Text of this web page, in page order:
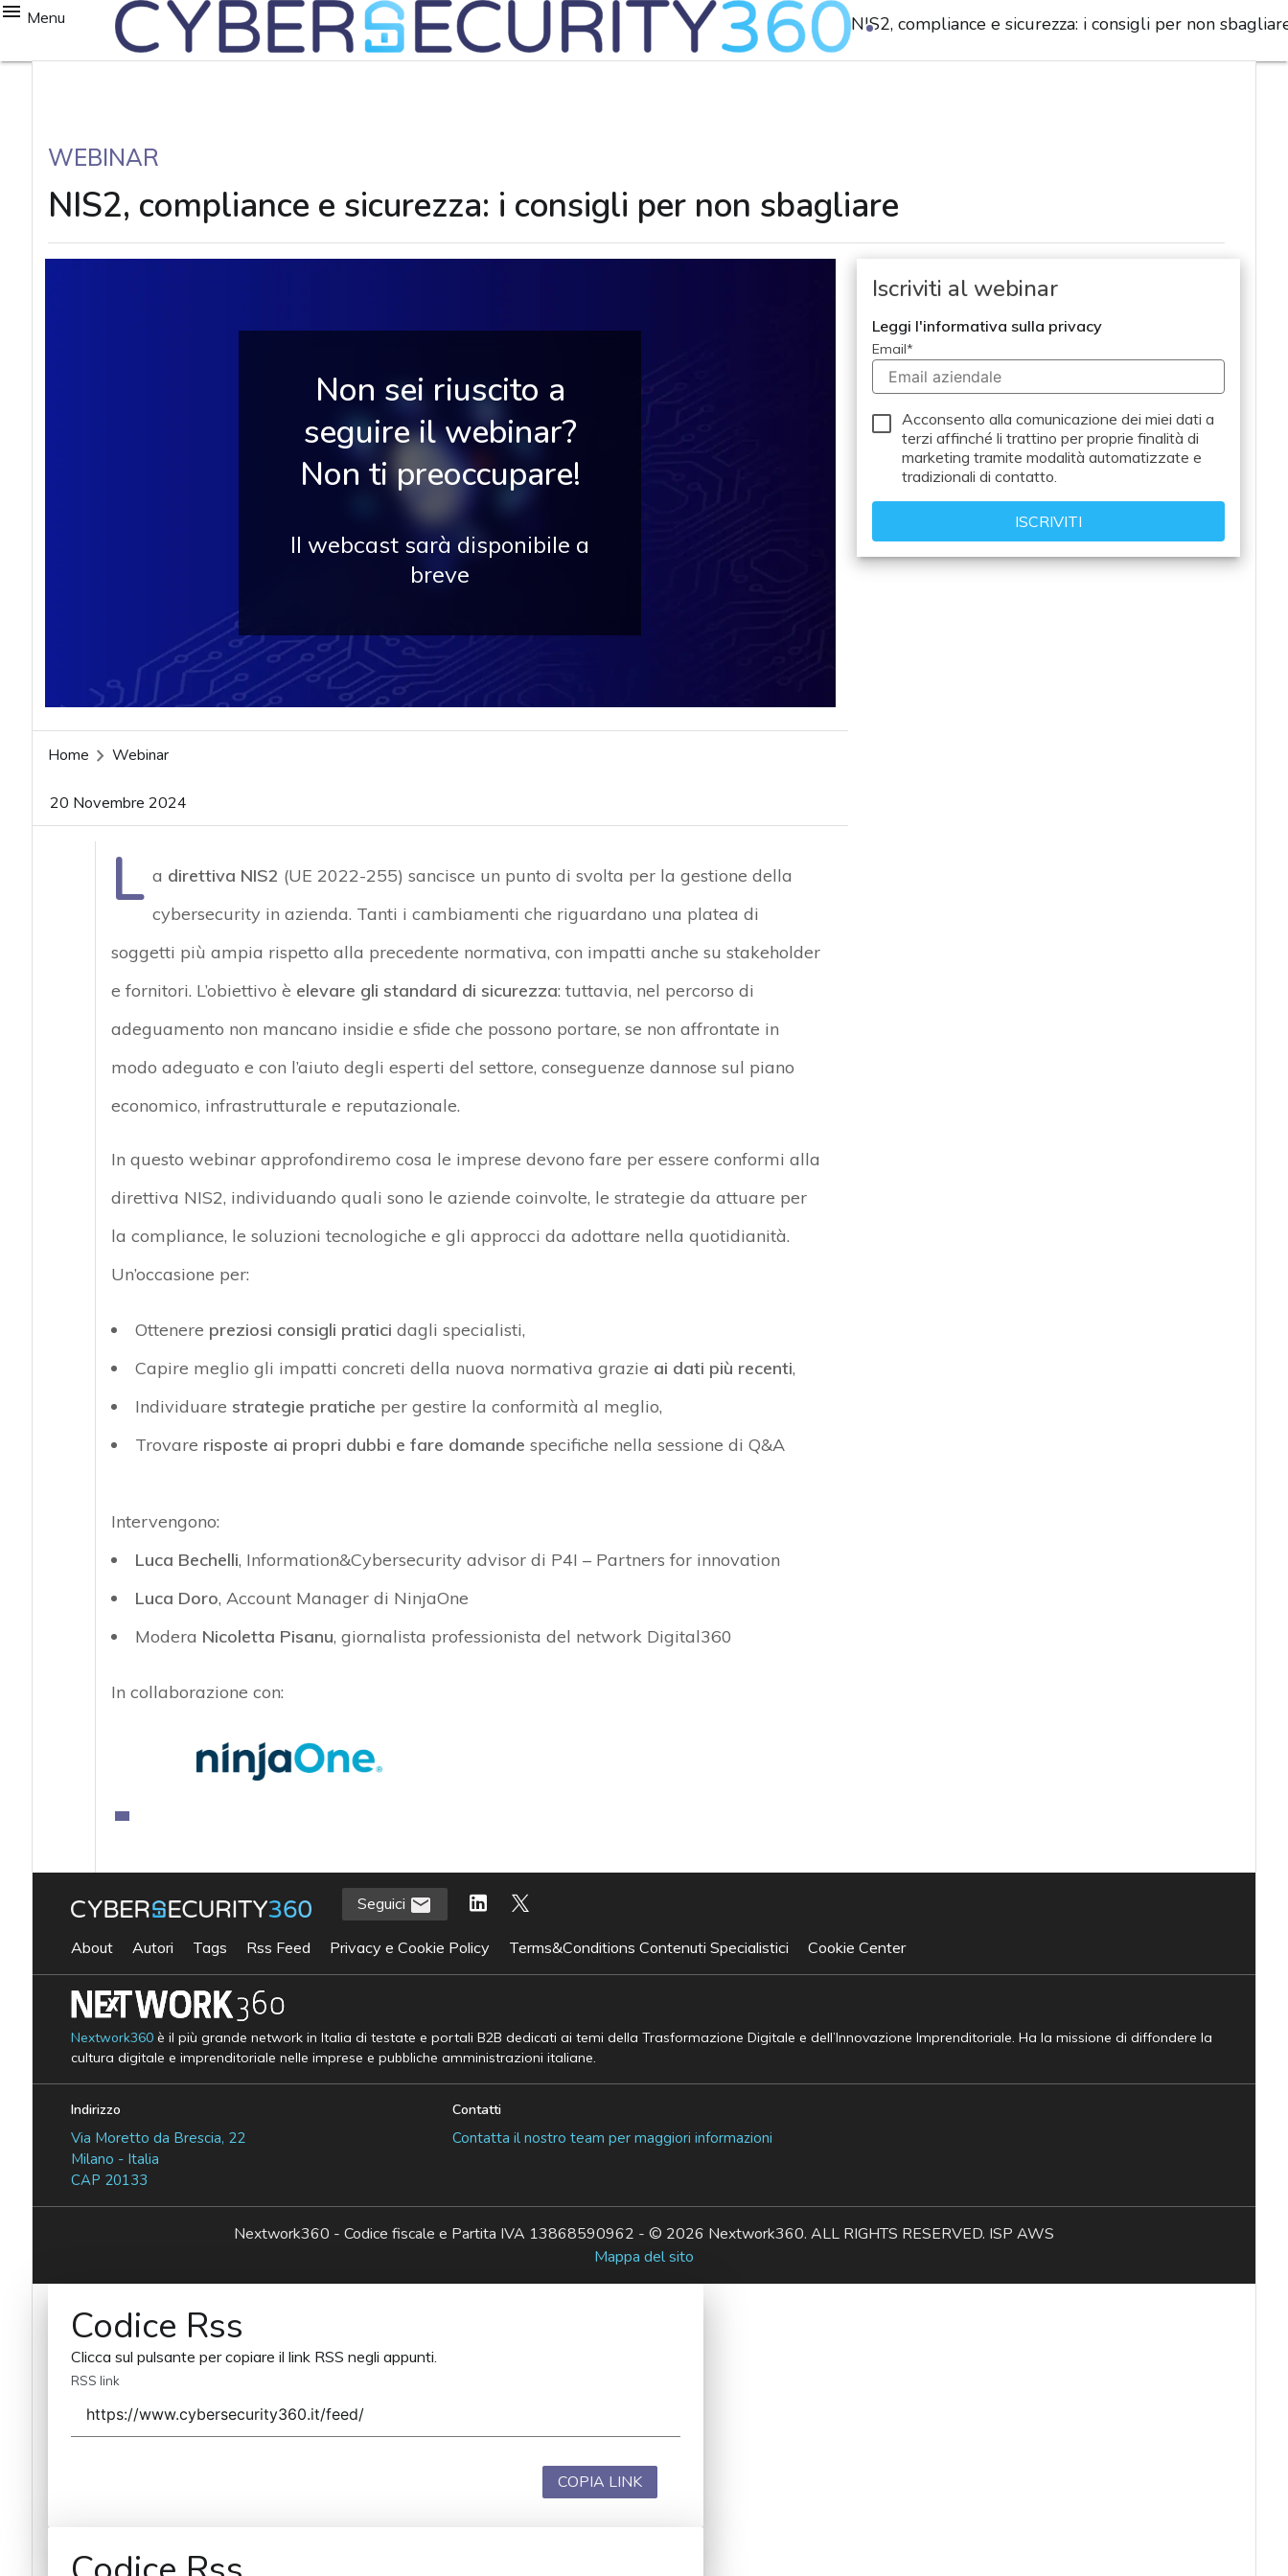
Menu NIS2, compliance e sicurezza: i consigli per non
WEBINAR
NIS2, compliance e sicurezza: i consigli per non sbagliare
Non sei riuscito a
seguire il webinar?
Non ti preoccupare!
Il webcast sarà disponibile a
breve
Home Webinar
20 Novembre 2024
L a direttiva NIS2 (UE 2022-255) sancisce un punto di svolta per la gestione della
cybersecurity in azienda. Tanti i cambiamenti che riguardano una platea di
soggetti più ampia rispetto alla precedente normativa, con impatti anche su stakeholder
e fornitori. L’obiettivo è elevare gli standard di sicurezza: tuttavia, nel percorso di
adeguamento non mancano insidie e sfide che possono portare, se non affrontate in
modo adeguato e con l’aiuto degli esperti del settore, conseguenze dannose sul piano
economico, infrastrutturale e reputazionale.
In questo webinar approfondiremo cosa le imprese devono fare per essere conformi alla
direttiva NIS2, individuando quali sono le aziende coinvolte, le strategie da attuare per
la compliance, le soluzioni tecnologiche e gli approcci da adottare nella quotidianità.
Un’occasione per:
Ottenere preziosi consigli pratici dagli specialisti,
Capire meglio gli impatti concreti della nuova normativa grazie ai dati più recenti,
Individuare strategie pratiche per gestire la conformità al meglio,
Trovare risposte ai propri dubbi e fare domande specifiche nella sessione di Q&A
Intervengono:
Luca Bechelli, Information&Cybersecurity advisor di P4I – Partners for innovation
Luca Doro, Account Manager di NinjaOne
Modera Nicoletta Pisanu, giornalista professionista del network Digital360
In collaborazione con:
Iscriviti al webinar
Leggi l'informativa sulla privacy
Email*
Acconsento alla comunicazione dei miei dati a
terzi affinché li trattino per proprie finalità di
marketing tramite modalità automatizzate e
tradizionali di contatto.
Seguici
About Autori Tags Rss Feed Privacy e Cookie Policy Terms&Conditions Contenuti Specialistici Cookie Center
Nextwork360è il più grande network in Italia di testate e portali B2B dedicati ai temi della Trasformazione Digitale e dell’Innovazione Imprenditoriale. Ha la missione di diffondere la
cultura digitale e imprenditoriale nelle imprese e pubbliche amministrazioni italiane.
Indirizzo
Via Moretto da Brescia, 22
Milano - Italia
CAP 20133
Contatti
Contatta il nostro team per maggiori informazioni
Nextwork360 - Codice fiscale e Partita IVA 13868590962 - © 2026 Nextwork360. ALL RIGHTS RESERVED. ISP AWS
Mappa del sito
Codice Rss
Clicca sul pulsante per copiare il link RSS negli appunti.
RSS link
COPIA LINK